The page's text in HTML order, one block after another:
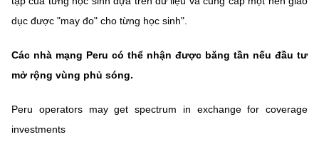
dục được "may đo" cho từng học sinh".
Các nhà mạng Peru có thể nhận được băng tần nếu đầu tư
mở rộng vùng phủ sóng.
Peru operators may get spectrum in exchange for coverage
investments